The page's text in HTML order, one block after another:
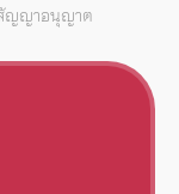
ญญาอนุญาต